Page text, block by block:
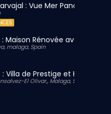
: Vue Mer Panoramique
Rénovée avec Grand
malaga, Spain
: Villa de Prestige et Horizon
El Olivar,, Malaga, Spain